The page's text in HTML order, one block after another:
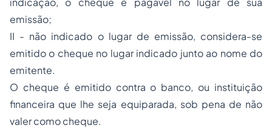
emissão;
II - não indicado o lugar de emissão, considera-se
emitido o cheque no lugar indicado junto ao nome do
emitente.
O cheque é emitido contra o banco, ou instituição
financeira que lhe seja equiparada, sob pena de não
valer como cheque.